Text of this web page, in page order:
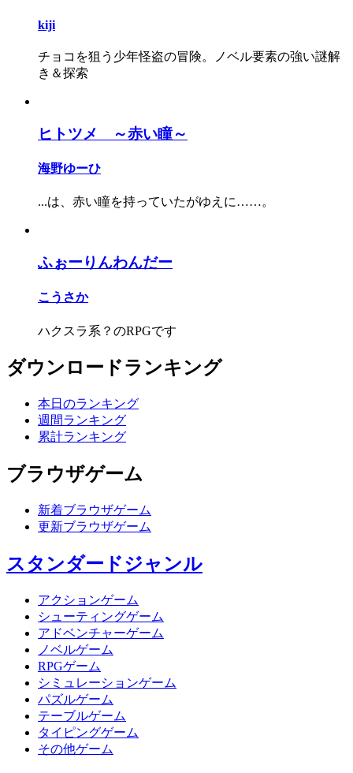
kiji
チョコを狙う少年怪盗の冒険。ノベル要素の強い謎解
き＆探索
ヒトツメ ～赤い瞳～
海野ゆーひ
...は、赤い瞳を持っていたがゆえに……。
ふぉーりんわんだー
こうさか
ハクスラ系？のRPGです
ダウンロードランキング
本日のランキング
週間ランキング
累計ランキング
ブラウザゲーム
新着ブラウザゲーム
更新ブラウザゲーム
スタンダードジャンル
アクションゲーム
シューティングゲーム
アドベンチャーゲーム
ノベルゲーム
RPGゲーム
シミュレーションゲーム
パズルゲーム
テーブルゲーム
タイピングゲーム
その他ゲーム